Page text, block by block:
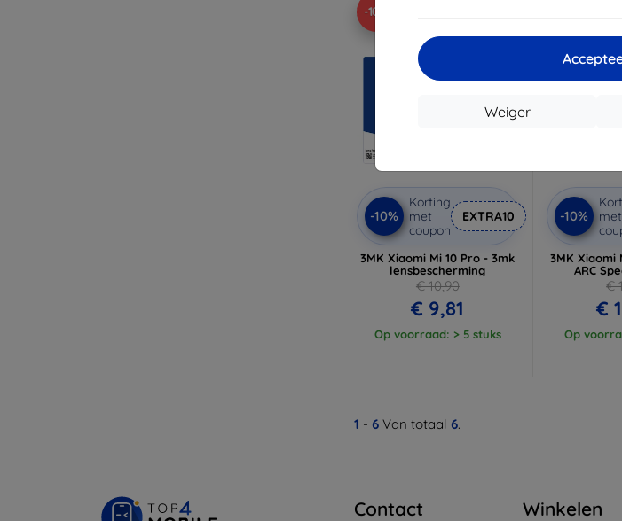
Weiger
-10%
-10%
Korting
met
coupon
EXTRA10
3MK Xiaomi Mi 10 Pro - 3mk
lensbescherming
€ 10,90
€ 9,81
Op voorraad: > 5 stuks
-10%
met
3MK Xiaomi
ARC
€
€
Op
1 - 6 Van totaal 6.
Contact Winkelen